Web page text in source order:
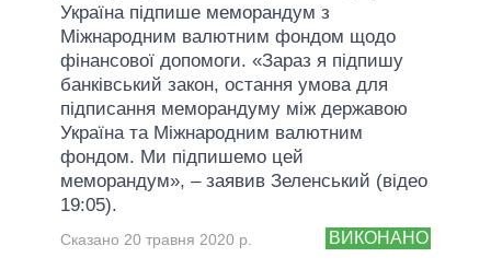
Україна підпише меморандум з
Міжнародним валютним фондом щодо
фінансової допомоги. «Зараз я підпишу
банківський закон, остання умова для
підписання меморандуму між державою
Україна та Міжнародним валютним
фондом. Ми підпишемо цей
меморандум», – заявив Зеленський (відео
19:05).
ВИКОНАНО
Сказано 20 травня 2020 р.